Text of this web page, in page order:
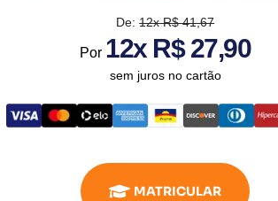
De:12x R$ 41,67
Por 12x R$ 27,90
sem juros no cartão
MATRICULAR